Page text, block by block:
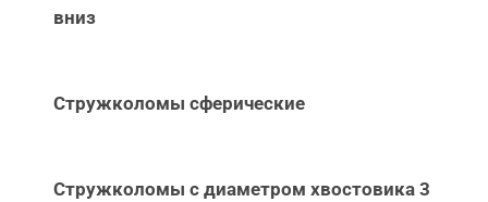
вниз
Стружколомы сферические
Стружколомы с диаметром хвостовика 3